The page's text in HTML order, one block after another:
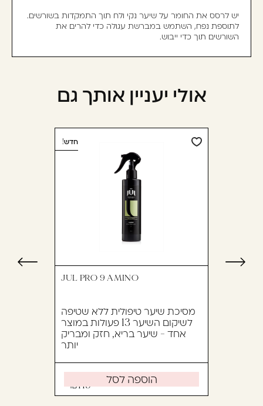
יש לרסס את החומר על שיער נקי ולח תוך התמקדות בשורשים.
לתוספת נפח, השתמש במברשת עגולה כדי להרים את
השורשים תוך כדי ייבוש.
אולי יעניין אותך גם
חדש!
JUL PRO 9 AMINO
מסיכת שיער טיפולית ללא שטיפה
לשיקום השיער 13 פעולות במוצר
אחד - שיער בריא, חזק ומבריק
יותר
119 הוספה לסל